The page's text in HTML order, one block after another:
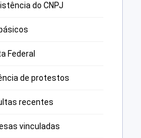
do CNPJ
Federal
de protestos
recentes
vinculadas